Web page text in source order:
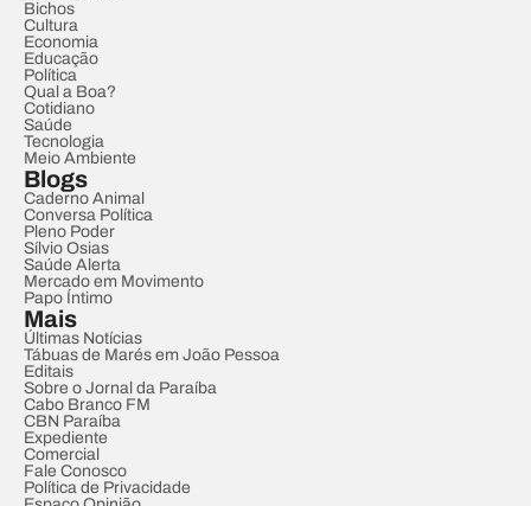
Bichos
Cultura
Economia
Educação
Política
Qual a Boa?
Cotidiano
Saúde
Tecnologia
Meio Ambiente
Blogs
Caderno Animal
Conversa Política
Pleno Poder
Sílvio Osias
Saúde Alerta
Mercado em Movimento
Papo Íntimo
Mais
Últimas Notícias
Tábuas de Marés em João Pessoa
Editais
Sobre o Jornal da Paraíba
Cabo Branco FM
CBN Paraíba
Expediente
Comercial
Fale Conosco
Política de Privacidade